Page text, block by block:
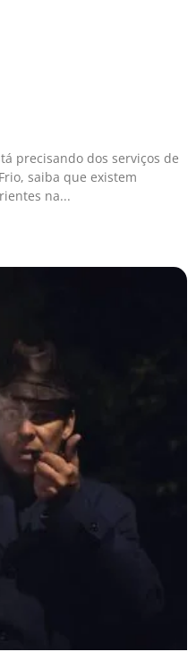
precisando dos serviços de
saiba que existem
na